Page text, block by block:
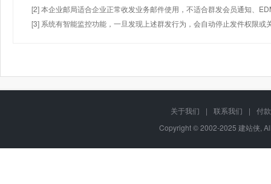
[2] 本企业邮局适合企业正常收发业务邮件使用，不适合群发会员通知、
[3] 系统有智能监控功能，一旦发现上述群发行为，会自动停止发件权限或
关于我们 | 联系我们 |
付
Copyright © 2002-2025 建站侠,